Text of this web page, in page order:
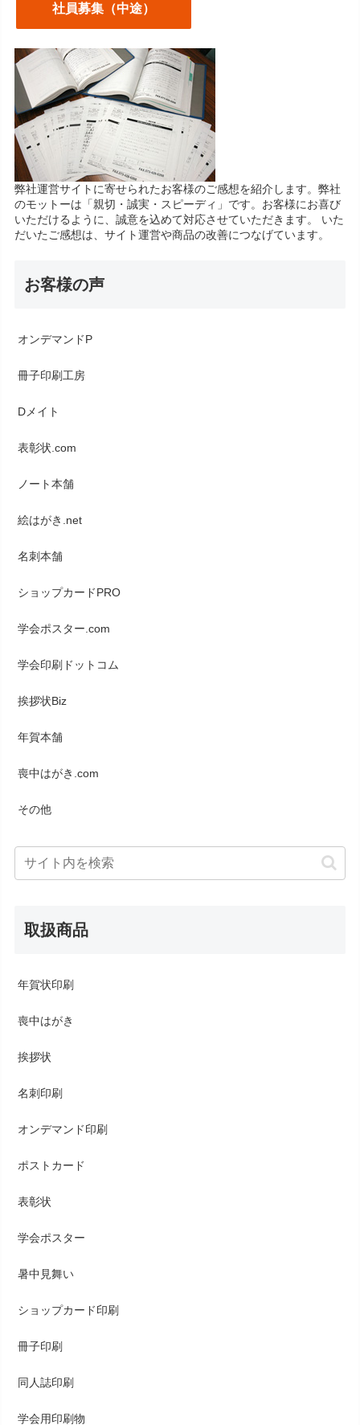
社員募集（中途）
弊社運営サイトに寄せられたお客様のご感想を紹介します。弊社
のモットーは「親切・誠実・スピーディ」です。お客様にお喜び
いただけるように、誠意を込めて対応させていただきます。 いた
だいたご感想は、サイト運営や商品の改善につなげています。
お客様の声
オンデマンドP
冊子印刷工房
Dメイト
表彰状.com
ノート本舗
絵はがき.net
名刺本舗
ショップカードPRO
学会ポスター.com
学会印刷ドットコム
挨拶状Biz
年賀本舗
喪中はがき.com
その他
取扱商品
年賀状印刷
喪中はがき
挨拶状
名刺印刷
オンデマンド印刷
ポストカード
表彰状
学会ポスター
暑中見舞い
ショップカード印刷
冊子印刷
同人誌印刷
学会用印刷物